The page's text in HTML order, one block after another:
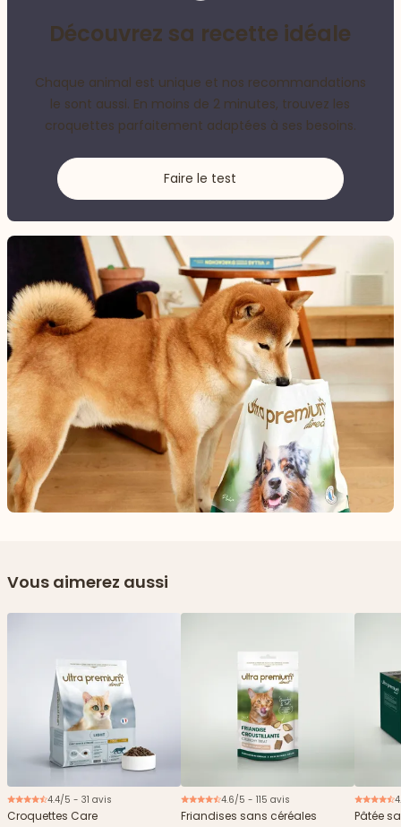
Découvrez sa recette idéale
Chaque animal est unique et nos recommandations
le sont aussi. En moins de 2 minutes, trouvez les
croquettes parfaitement adaptées à ses besoins.
Faire le test
Vous aimerez aussi
4.4/5 - 31 avis
Croquettes Care
4.6/5 - 115 avis
Friandises sans céréales Pâtée